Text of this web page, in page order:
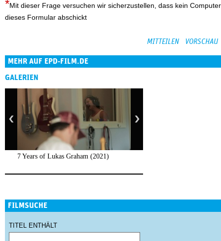
Mit dieser Frage versuchen wir sicherzustellen, dass kein Computer
dieses Formular abschickt
MEHR AUF EPD-FILM.DE
GALERIEN
7 Years of Lukas Graham (2021)
FILMSUCHE
TITEL ENTHÄLT